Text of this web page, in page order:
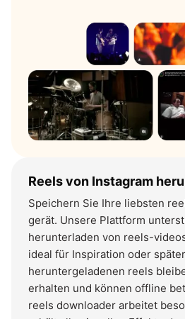
Reels von Instagram
Speichern Sie Ihre liebsten
gerät. Unsere Plattform
herunterladen von reels-
ideal für Inspiration oder
heruntergeladenen reels
erhalten und können offline
reels downloader arbeitet